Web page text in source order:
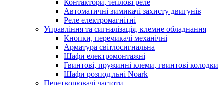
Контактори, теплові реле
Автоматичні вимикачі захисту двигунів
Реле електромагнітні
Управління та сигналізація, клемне обладнання
Кнопки, перемикачі механічні
Арматура світлосигнальна
Шафи електромонтажні
Гвинтові, пружинні клеми, гвинтові колодки
Шафи розподільні Noark
Перетворювачі частоти